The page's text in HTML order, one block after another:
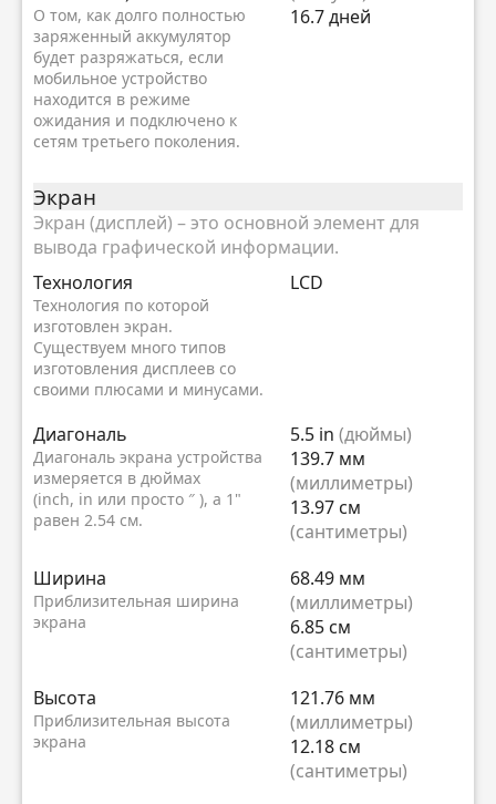
О том, как долго полностью
заряженный аккумулятор
будет разряжаться, если
мобильное устройство
находится в режиме
ожидания и подключено к
сетям третьего поколения.
16.7 дней
Экран
Экран (дисплей) – это основной элемент для
вывода графической информации.
Технология
Технология по которой
изготовлен экран.
Существуем много типов
изготовления дисплеев со
своими плюсами и минусами.
LCD
Диагональ
Диагональ экрана устройства
измеряется в дюймах
(inch, in или просто ″ ), а 1"
равен 2.54 см.
5.5 in (дюймы)
139.7 мм
(миллиметры)
13.97 см
(сантиметры)
Ширина
Приблизительная ширина
экрана
68.49 мм
(миллиметры)
6.85 см
(сантиметры)
Высота
Приблизительная высота
экрана
121.76 мм
(миллиметры)
12.18 см
(сантиметры)